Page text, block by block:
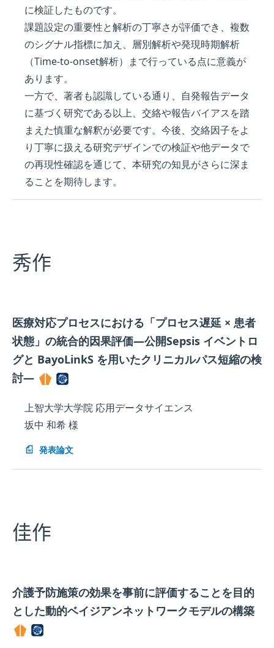
に検証したものです。
課題設定の重要性と解析の丁寧さが評価でき、複数
のシグナル指標に加え、層別解析や発現時期解析
（Time-to-onset解析）まで行っている点に意義が
あります。
一方で、著者も認識している通り、自発報告データ
に基づく研究である以上、交絡や報告バイアスを踏
まえた慎重な解釈が必要です。今後、交絡因子をよ
り丁寧に扱える研究デザインでの検証や他データで
の再現性確認を通じて、本研究の知見がさらに深ま
ることを期待します。
秀作
医療対応プロセスにおける「プロセス遅延 × 患者
状態」の統合的因果評価―公開Sepsis イベントロ
グと BayoLinkS を用いたクリニカルパス短縮の検
討―
上智大学大学院 応用データサイエンス
坂中 和希 様
発表論文
佳作
介護予防施策の効果を事前に評価することを目的
とした動的ベイジアンネットワークモデルの構築